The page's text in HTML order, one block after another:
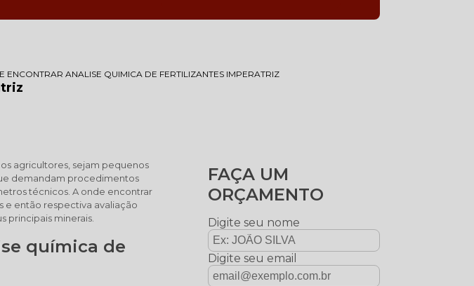
ENCONTRAR ANALISE QUIMICA DE FERTILIZANTES IMPERATRIZ
agricultores, sejam pequenos
demandam procedimentos
técnicos. A onde encontrar
e então respectiva avaliação
principais minerais.
química de
FAÇA UM
ORÇAMENTO
Digite seu nome
Digite seu email